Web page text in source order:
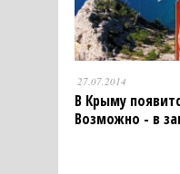
27.07.2014
В Крыму
Возможно - в